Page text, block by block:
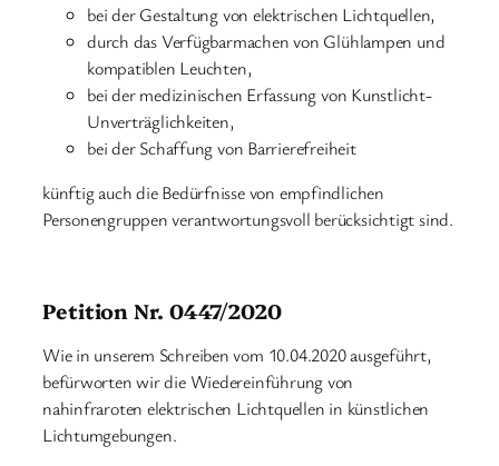
bei der Gestaltung von elektrischen Lichtquellen,
durch das Verfügbarmachen von Glühlampen und
kompatiblen Leuchten,
bei der medizinischen Erfassung von Kunstlicht-
Unverträglichkeiten,
bei der Schaffung von Barrierefreiheit
künftig auch die Bedürfnisse von empfindlichen
Personengruppen verantwortungsvoll berücksichtigt sind.
Petition Nr. 0447/2020
Wie in unserem Schreiben vom 10.04.2020 ausgeführt,
befürworten wir die Wiedereinführung von
nahinfraroten elektrischen Lichtquellen in künstlichen
Lichtumgebungen.